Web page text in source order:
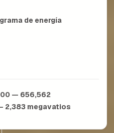
de energía
— 656,562
2,383 megavatios